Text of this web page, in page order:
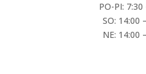
PO-PI: 7:30
SO: 14:00
NE: 14:00